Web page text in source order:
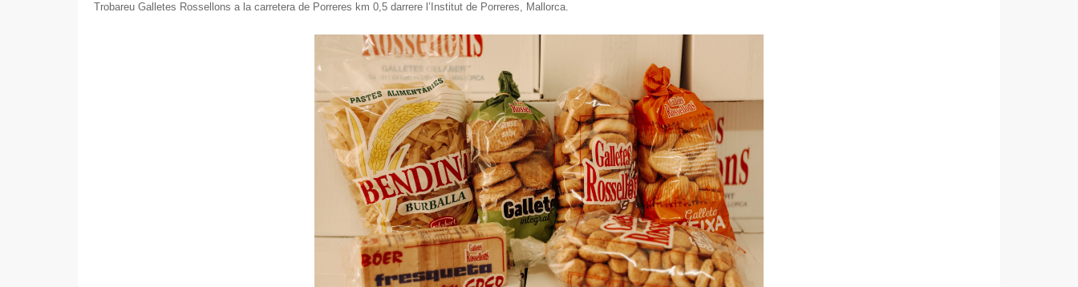
Trobareu Galletes Rossellons a la carretera de Porreres km 0,5 darrere l’Institut de Porreres, Mallorca.